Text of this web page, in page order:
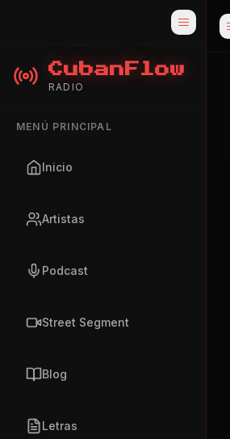
CubanFlow
RADIO
MENÚ PRINCIPAL
Inicio
Artistas
Podcast
Street Segment
Blog
Letras